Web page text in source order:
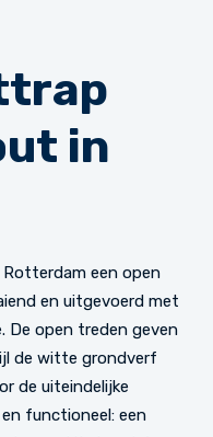
in
Rotterdam een open
en uitgevoerd met
De open treden geven
de witte grondverf
de uiteindelijke
functioneel: een